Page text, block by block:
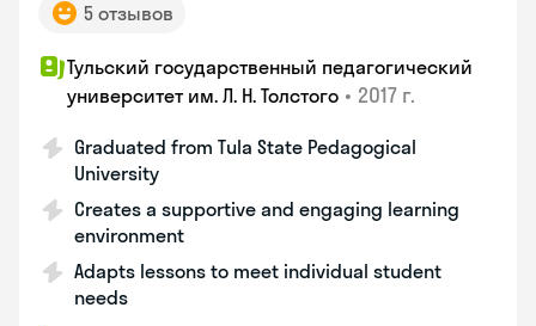
5 отзывов
Тульский государственный педагогический
университет им. Л. Н. Толстого • 2017 г.
Graduated from Tula State Pedagogical
University
Creates a supportive and engaging learning
environment
Adapts lessons to meet individual student
needs